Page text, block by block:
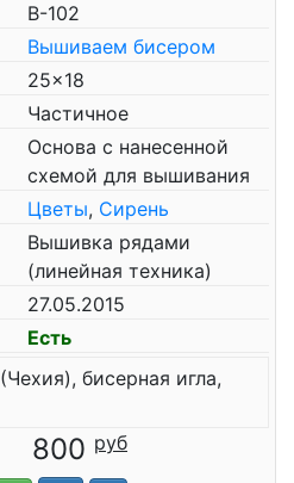
B-102
Вышиваем бисером
25x18
Частичное
Основа с нанесенной
схемой для вышивания
Цветы, Сирень
Вышивка рядами
(линейная техника)
27.05.2015
Есть
бисерная игла,
800